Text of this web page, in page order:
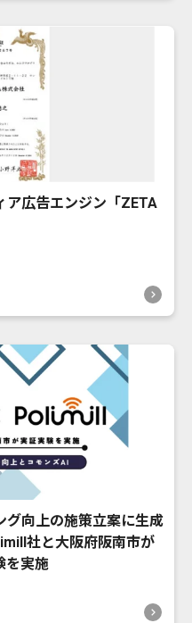
ア広告エンジン「ZETA
グ向上の施策立案に生成
社と大阪府阪南市が
を実施